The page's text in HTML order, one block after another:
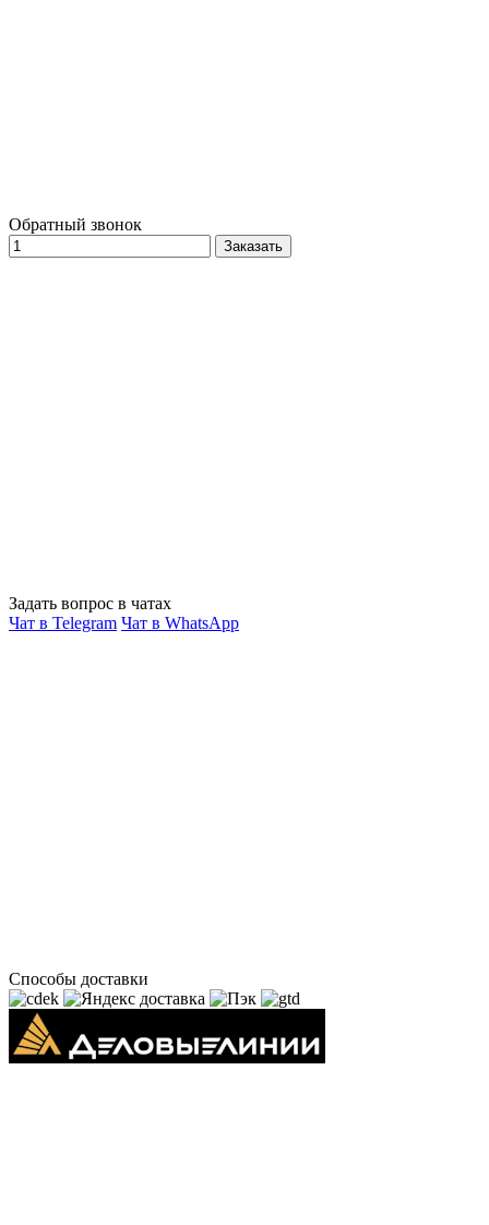
Обратный звонок
Заказать
Задать вопрос в чатах
Чат в Telegram Чат в WhatsApp
Способы доставки